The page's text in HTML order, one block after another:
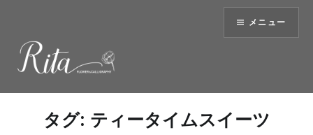
へ
メニュー
タグ: ティータイムスイーツ